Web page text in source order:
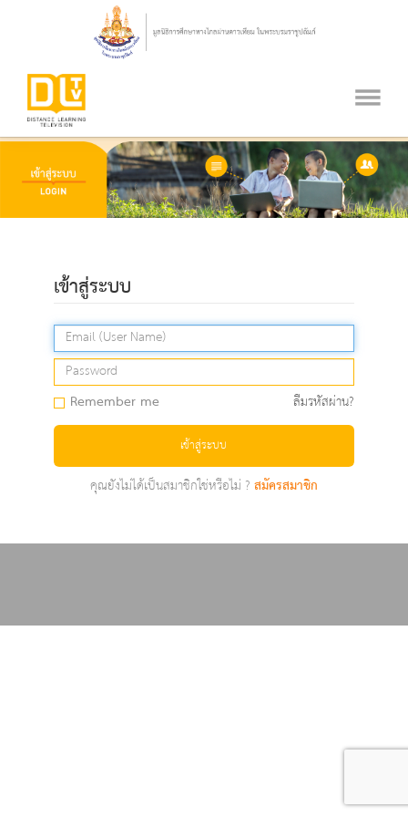
เข้าสู่ระบบ
Remember me ลืมรหัสผ่าน?
เข้าสู่ระบบ
คุณยังไม่ได้เป็นสมาชิกใช่หรือไม่ ?สมัครสมาชิก